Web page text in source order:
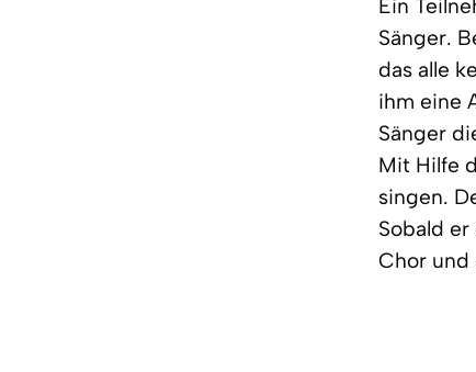
Ein
Sänger.
das alle
ihm eine
Sänger
Mit Hilfe
singen.
Sobald
Chor und